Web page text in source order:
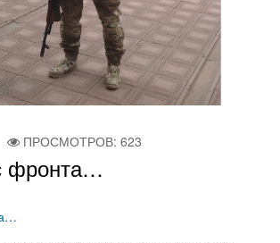
ПРОСМОТРОВ: 623
фронта…